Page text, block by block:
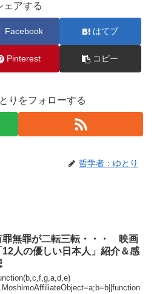
ェアする
Facebook はてブ
Pinterest コピー
りをフォローする
哲学者：ゆとり
罪無罪が二転三転・・・ 映画
12人の優しい日本人」紹介＆感